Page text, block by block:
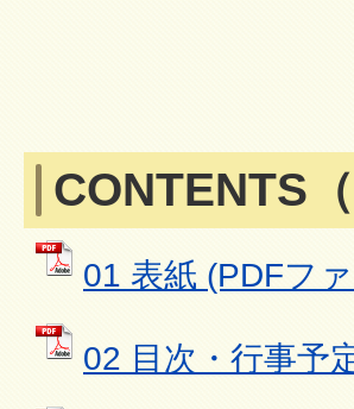
CONTENTS（
01 表紙 (PDFフ
02 目次・行事予